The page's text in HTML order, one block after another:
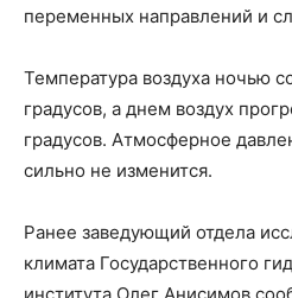
переменных направлений и
Температура воздуха ночью
градусов, а днем ​​воздух
градусов. Атмосферное
сильно не изменится.
Ранее заведующий отдела
климата Государственного